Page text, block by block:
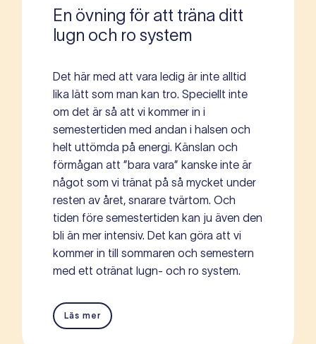
En övning för att träna ditt
lugn och ro system
Det här med att vara ledig är inte alltid
lika lätt som man kan tro. Speciellt inte
om det är så att vi kommer in i
semestertiden med andan i halsen och
helt uttömda på energi. Känslan och
förmågan att ”bara vara” kanske inte är
något som vi tränat på så mycket under
resten av året, snarare tvärtom. Och
tiden före semestertiden kan ju även den
bli än mer intensiv. Det kan göra att vi
kommer in till sommaren och semestern
med ett otränat lugn- och ro system.
Läs mer